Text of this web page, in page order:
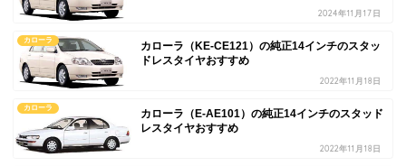
2024年11月17日
カローラ
カローラ（KE-CE121）の純正14インチのスタッ
ドレスタイヤおすすめ
2022年11月18日
カローラ
カローラ（E-AE101）の純正14インチのスタッド
レスタイヤおすすめ
2022年11月18日